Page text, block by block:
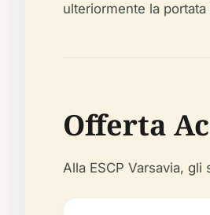
ulteriormente la
Offerta
Alla ESCP Varsavia,